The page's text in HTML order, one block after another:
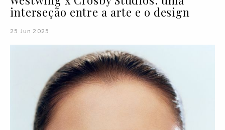
interseção entre a arte e o design
25 Jun 2025